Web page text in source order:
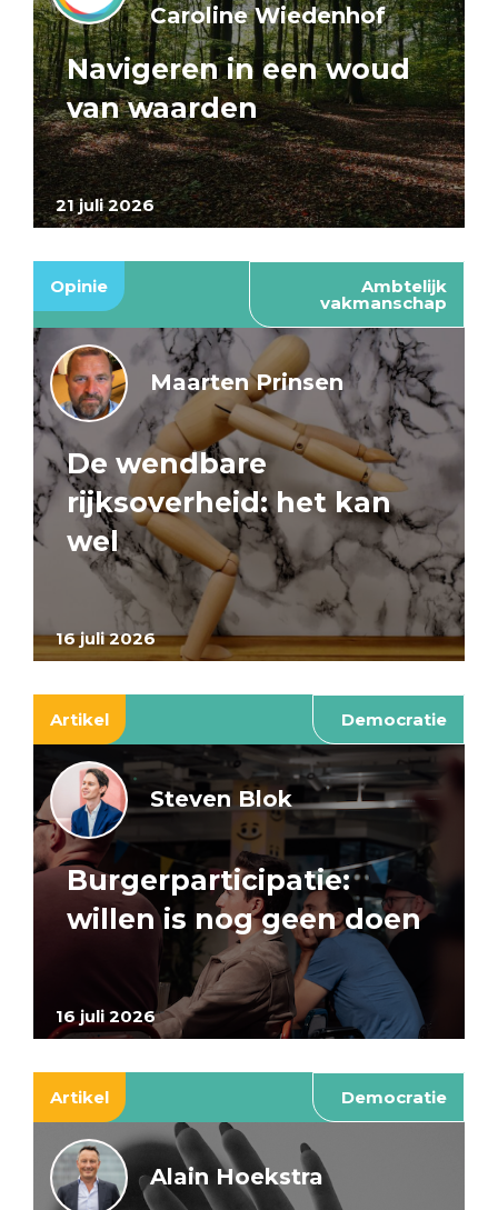
21 juli 2026
Caroline Wiedenhof
Navigeren in een woud
van waarden
Opinie Ambtelijk
vakmanschap
16 juli 2026
Maarten Prinsen
De wendbare
rijksoverheid: het kan
wel
Artikel Democratie
16 juli 2026
Steven Blok
Burgerparticipatie:
willen is nog geen doen
Artikel Democratie
Alain Hoekstra